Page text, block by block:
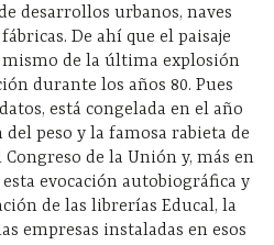
desarrollos urbanos, naves
De ahí que el paisaje
mismo de la última explosión
durante los años 80. Pues
está congelada en el año
del peso y la famosa rabieta de
de la Unión y, más en
evocación autobiográfica y
de las librerías Educal, la
empresas instaladas en esos